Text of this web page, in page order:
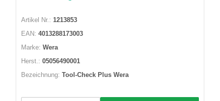
Artikel Nr.: 1213853
EAN: 4013288173003
Marke: Wera
Herst.: 05056490001
Bezeichnung: Tool-Check Plus Wera